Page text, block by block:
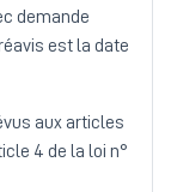
demande
est la date
aux articles
4 de la loi n°